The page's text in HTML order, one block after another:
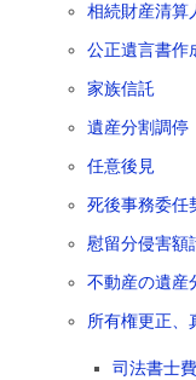
相続財産清算
公正遺言書作
家族信託
遺産分割調停
任意後見
死後事務委任
慰留分侵害額
不動産の遺産
所有権更正、
司法書士